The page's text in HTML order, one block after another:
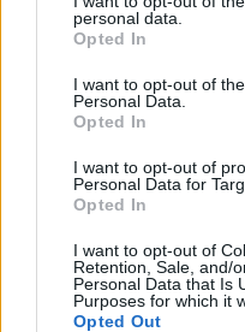
personal data.
Opted In
I want to opt-out of
Personal Data.
Opted In
I want to opt-out of
Personal Data for
Opted In
I want to opt-out of
Retention, Sale, and/
Personal Data that Is
Purposes for which it
Opted Out
μήνα με το πιο
όμορφα λόγια!
CELEBRITIES